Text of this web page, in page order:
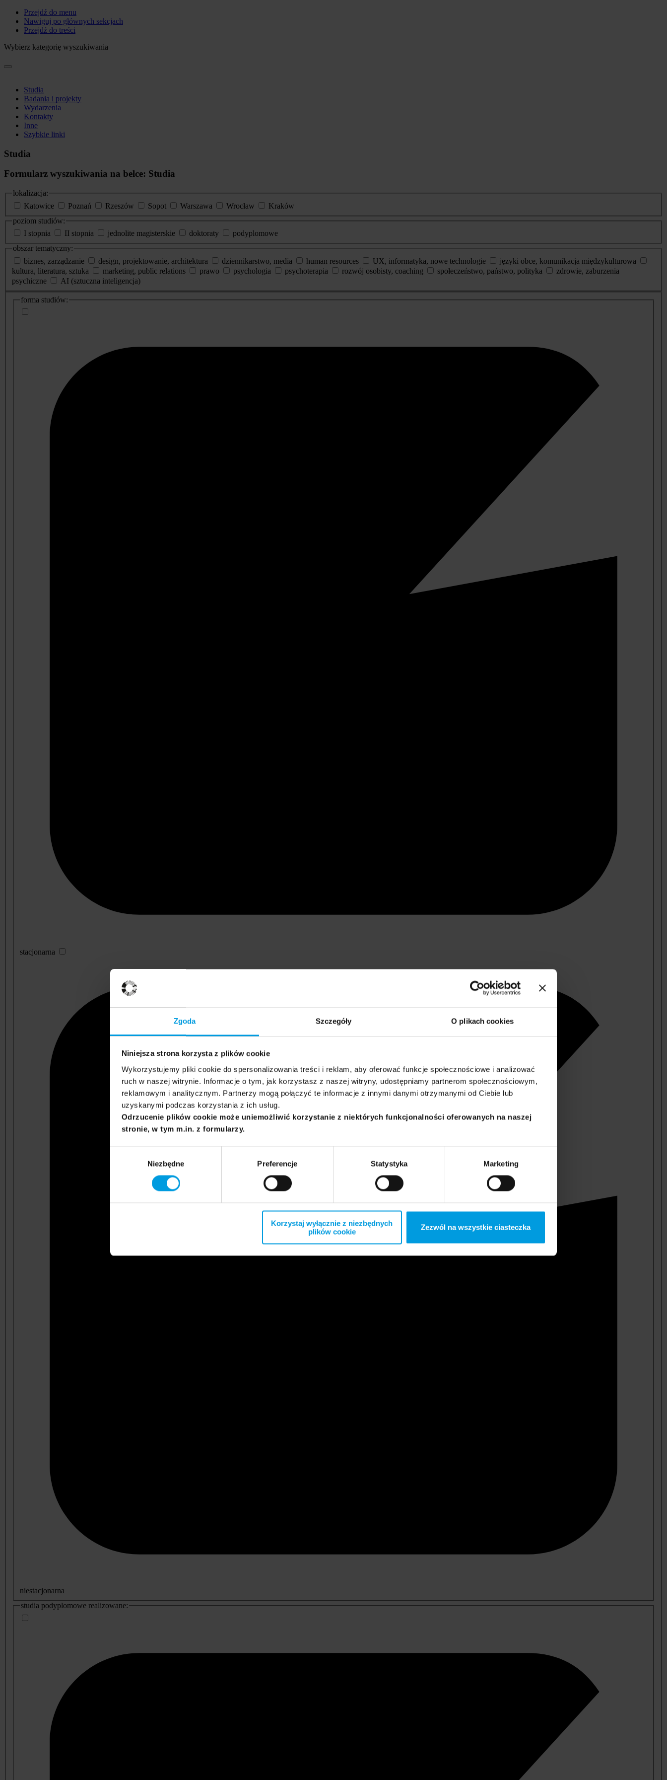
Zgoda Szczegóły O plikach cookies
Niniejsza strona korzysta z plików cookie
Wykorzystujemy pliki cookie do spersonalizowania treści i reklam, aby oferować funkcje społecznościowe i analizować
ruch w naszej witrynie. Informacje o tym, jak korzystasz z naszej witryny, udostępniamy partnerom społecznościowym,
reklamowym i analitycznym. Partnerzy mogą połączyć te informacje z innymi danymi otrzymanymi od Ciebie lub
uzyskanymi podczas korzystania z ich usług.
Odrzucenie plików cookie może uniemożliwić korzystanie z niektórych funkcjonalności oferowanych na naszej
stronie, w tym m.in. z formularzy.
Niezbędne Preferencje Statystyka Marketing
Korzystaj wyłącznie z niezbędnych
plików cookie
Zezwól na wszystkie ciasteczka
Przejdź do menu
Nawiguj po głównych sekcjach
Przejdź do treści
Wybierz kategorię wyszukiwania
Studia
Badania i projekty
Wydarzenia
Kontakty
Inne
Szybkie linki
Studia
Formularz wyszukiwania na belce: Studia
lokalizacja:
Katowice
Poznań Rzeszów Sopot Warszawa Wrocław
Kraków
poziom studiów:
I stopnia
II stopnia jednolite magisterskie doktoraty
podyplomowe
obszar tematyczny:
biznes, zarządzanie
design, projektowanie, architektura dziennikarstwo, media human resources UX, informatyka, nowe technologie
języki obce, komunikacja międzykulturowa
kultura, literatura, sztuka
marketing, public relations prawo psychologia psychoterapia rozwój osobisty, coaching społeczeństwo, państwo, polityka
zdrowie, zaburzenia
psychiczne
AI (sztuczna inteligencja)
dodatkowe
informacje
forma studiów:
stacjonarna
niestacjonarna
studia podyplomowe realizowane: